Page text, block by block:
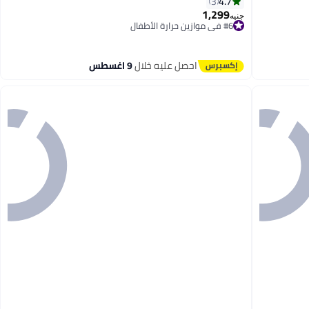
جنيه1,299#6 في موازين حرارة الأطفال
أقل سعر في 30 يوم
#6 في موازين حرارة الأطفال احصل عليه خلال9 اغسطس